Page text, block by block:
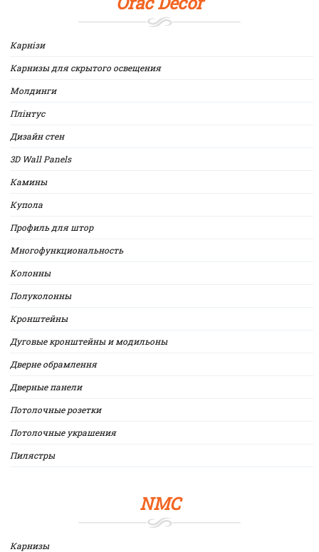
Карнізи
Карнизы для скрытого освещения
Молдинги
Плінтус
Дизайн стен
3D Wall Panels
Камины
Купола
Профиль для штор
Многофункциональность
Колонны
Полуколонны
Кронштейны
Дуговые кронштейны и модильоны
Дверне обрамлення
Дверные панели
Потолочные розетки
Потолочные украшения
Пилястры
NMC
Карнизы